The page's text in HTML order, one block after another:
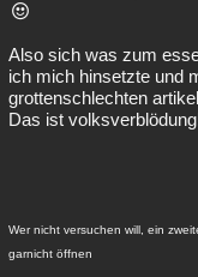
Also sich was zum
ich mich hinsetzte und
grottenschlechten
Das ist
Wer nicht versuchen will, ein
garnicht öffnen